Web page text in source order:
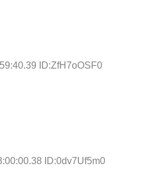
ID:ZfH7oOSF0
ID:0dv7Uf5m0